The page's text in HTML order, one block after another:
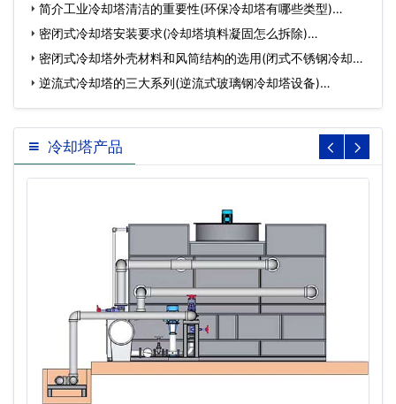
塔…简介工业冷却塔清洁的重要性(环保冷却塔有哪些类型)…
密闭式冷却塔安装要求(冷却塔填料凝固怎么拆除)…
密闭式冷却塔外壳材料和风筒结构的选用(闭式不锈钢冷却塔
风…逆流式冷却塔的三大系列(逆流式玻璃钢冷却塔设备)…
冷却塔产品